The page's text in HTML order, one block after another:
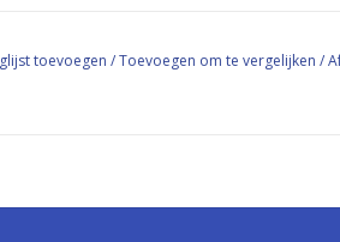
toevoegen /Toevoegen om te vergelijken /